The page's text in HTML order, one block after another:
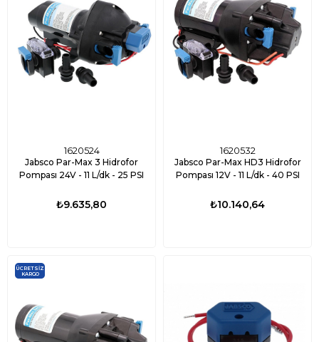
1620524
Jabsco Par-Max 3 Hidrofor
Pompası 24V - 11 L/dk - 25 PSI
₺9.635,80
1620532
Jabsco Par-Max HD3 Hidrofor
Pompası 12V - 11 L/dk - 40 PSI
₺10.140,64
ÜCRETSIZ
KARGO